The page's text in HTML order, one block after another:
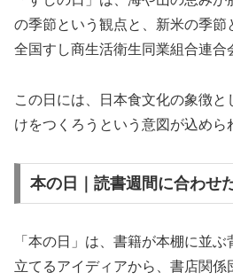
の季節という観点と、新米の季節
全国すし商生活衛生同業組合連合
この日には、日本食文化の象徴
けをつくろうという意図が込めら
本の日｜読書週間に合わせ
「本の日」は、書籍が本棚に並ぶ
立てるアイディアから、書店関係